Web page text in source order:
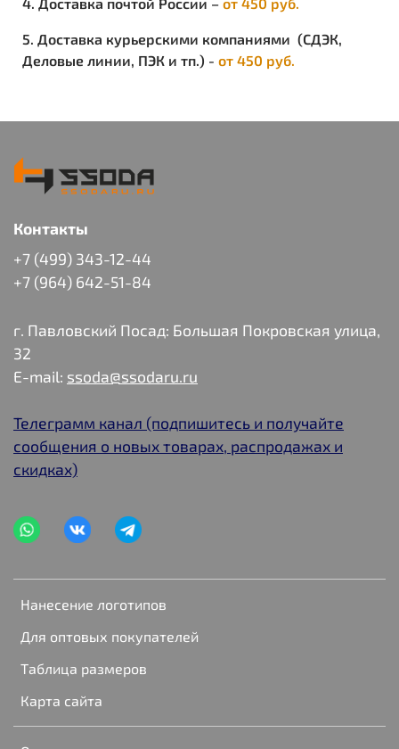
ткань шуршит.
5. Доставка курьерскими компаниями (СДЭК,
Деловые линии, ПЭК и тп.) - от 450 руб.
Нанесение логотипов
Для оптовых покупателей
Таблица размеров
Карта сайта
Контакты
+7 (499) 343-12-44
+7 (964) 642-51-84
г. Павловский Посад: Большая Покровская улица,
32
E-mail: ssoda@ssodaru.ru
Телеграмм канал (подпишитесь и получайте
сообщения о новых товарах, распродажах и
скидках)